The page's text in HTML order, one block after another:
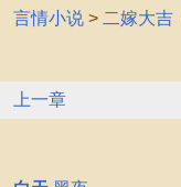
言情小说 > 二嫁大吉
上一章